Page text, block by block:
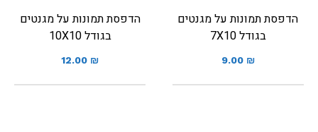
הדפסת תמונות על מגנטים
בגודל 7X10
9.00 ₪
הדפסת תמונות על מגנטים
בגודל 10X10
12.00 ₪